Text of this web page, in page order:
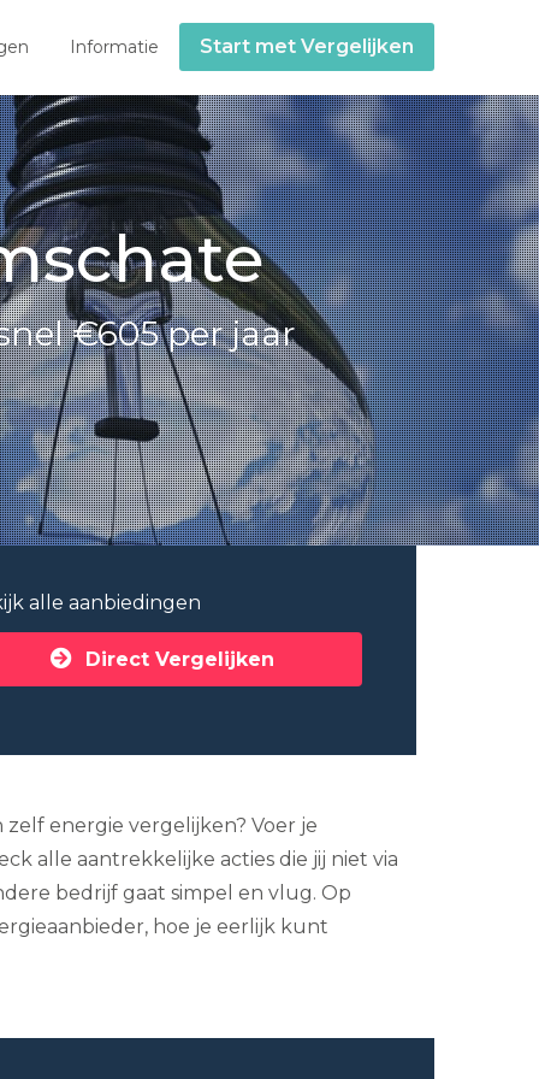
Informatie Start met Vergelijken
€605 per jaar
alle aanbiedingen
Direct Vergelijken
energie vergelijken? Voer je
alle aantrekkelijke acties die jij niet via
bedrijf gaat simpel en vlug. Op
hoe je eerlijk kunt